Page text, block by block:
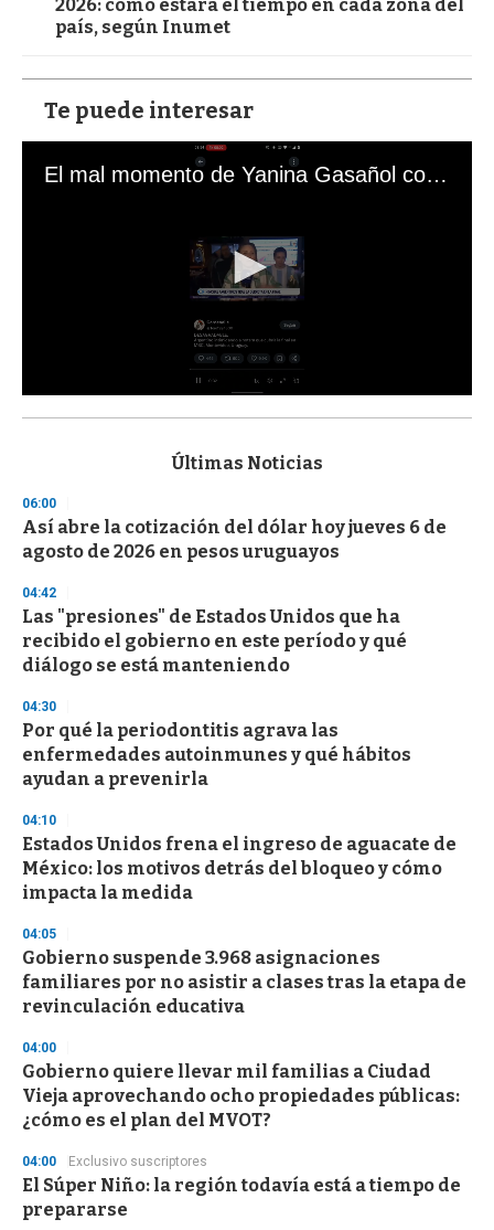
2026: cómo estará el tiempo en cada zona del
país, según Inumet
Te puede interesar
El mal momento de Yanina Gasañol con un hincha argentino en "Subrayado"
s
d
s
o
f
3
s
c
o
d
s
Últimas Noticias
06:00
Así abre la cotización del dólar hoy jueves 6 de
agosto de 2026 en pesos uruguayos
04:42
Las "presiones" de Estados Unidos que ha
recibido el gobierno en este período y qué
diálogo se está manteniendo
04:30
Por qué la periodontitis agrava las
enfermedades autoinmunes y qué hábitos
ayudan a prevenirla
04:10
Estados Unidos frena el ingreso de aguacate de
México: los motivos detrás del bloqueo y cómo
impacta la medida
04:05
Gobierno suspende 3.968 asignaciones
familiares por no asistir a clases tras la etapa de
revinculación educativa
04:00
Gobierno quiere llevar mil familias a Ciudad
Vieja aprovechando ocho propiedades públicas:
¿cómo es el plan del MVOT?
04:00 Exclusivo suscriptores
El Súper Niño: la región todavía está a tiempo de
prepararse